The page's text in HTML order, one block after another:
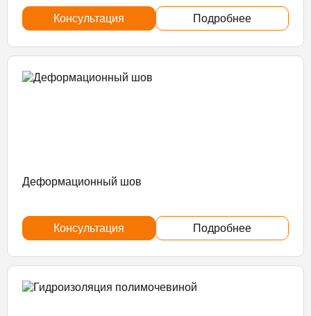
Консультация Подробнее
Деформационный шов
Консультация Подробнее